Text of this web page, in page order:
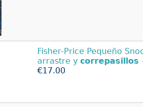
Fisher-Price Pequeño
arrastre y correpasillos
€17.00